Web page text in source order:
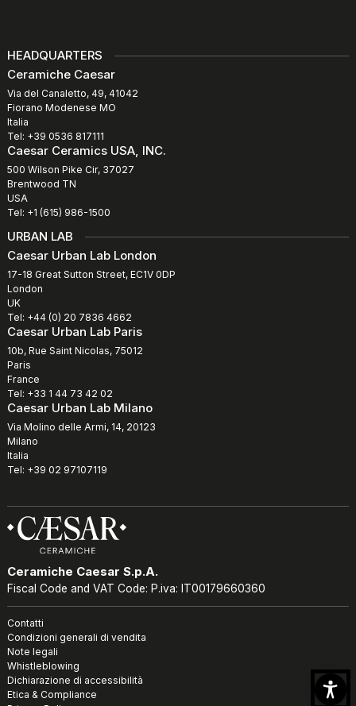
HEADQUARTERS
Ceramiche Caesar
Via del Canaletto, 49, 41042
Fiorano Modenese MO
Italia
Tel: +39 0536 817111
Caesar Ceramics USA, INC.
500 Wilson Pike Cir, 37027
Brentwood TN
USA
Tel: +1 (615) 986-1500
URBAN LAB
Caesar Urban Lab London
17-18 Great Sutton Street, EC1V 0DP
London
UK
Tel: +44 (0) 20 7836 4662
Caesar Urban Lab Paris
10b, Rue Saint Nicolas, 75012
Paris
France
Tel: +33 1 44 73 42 02
Caesar Urban Lab Milano
Via Molino delle Armi, 14, 20123
Milano
Italia
Tel: +39 02 97107119
Ceramiche Caesar S.p.A.
Fiscal Code and VAT Code: P.iva: IT00179660360
Contatti
Condizioni generali di vendita
Note legali
Whistleblowing
Dichiarazione di accessibilità
Etica & Compliance